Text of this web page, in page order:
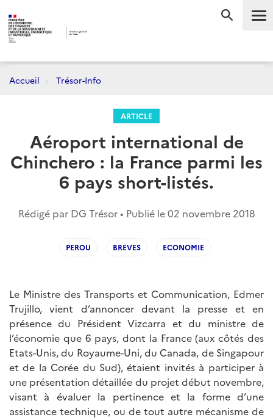
Accueil Trésor-Info
ARTICLE
Aéroport international de
Chinchero : la France parmi les
6 pays short-listés.
Rédigé par DG Trésor • Publié le02 novembre 2018
PEROU BREVES ECONOMIE
Le Ministre des Transports et Communication, Edmer
Trujillo, vient d’annoncer devant la presse et en
présence du Président Vizcarra et du ministre de
l’économie que 6 pays, dont la France (aux côtés des
Etats-Unis, du Royaume-Uni, du Canada, de Singapour
et de la Corée du Sud), étaient invités à participer à
une présentation détaillée du projet début novembre,
visant à évaluer la pertinence et la forme d’une
assistance technique, ou de tout autre mécanisme de